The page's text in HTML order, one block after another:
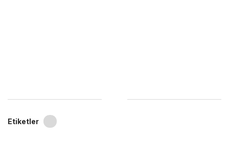
Etiketler